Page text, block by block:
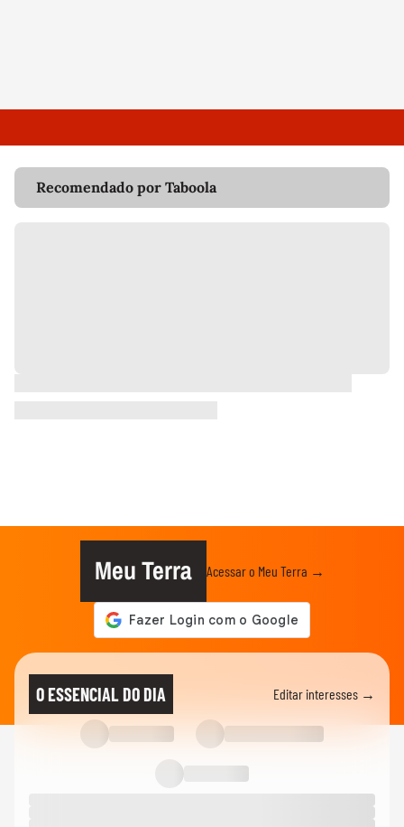
Recomendado por Taboola
Meu Terra Acessar o Meu Terra →
O ESSENCIAL DO DIA Editar interesses →